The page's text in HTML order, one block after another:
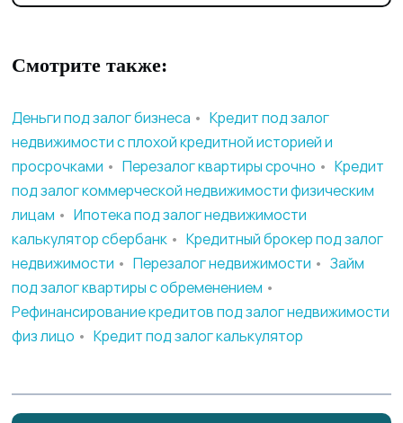
Смотрите также:
Деньги под залог бизнеса • Кредит под залог
недвижимости с плохой кредитной историей и
просрочками • Перезалог квартиры срочно • Кредит
под залог коммерческой недвижимости физическим
лицам • Ипотека под залог недвижимости
калькулятор сбербанк • Кредитный брокер под залог
недвижимости • Перезалог недвижимости • Займ
под залог квартиры с обременением •
Рефинансирование кредитов под залог недвижимости
физ лицо • Кредит под залог калькулятор